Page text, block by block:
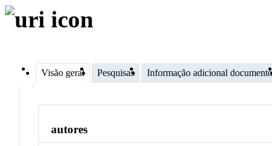
Visão geral Pesquisas Informação adicional documento
autores